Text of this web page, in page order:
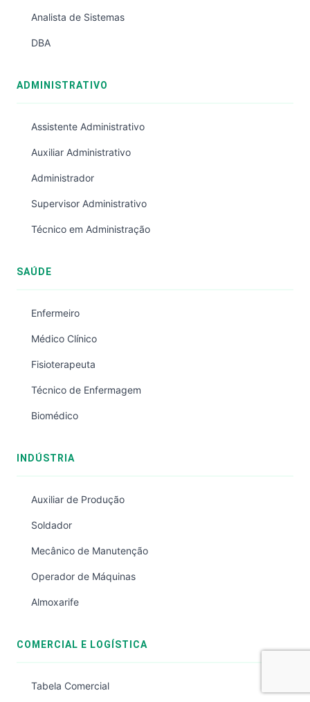
Analista de Sistemas
DBA
ADMINISTRATIVO
Assistente Administrativo
Auxiliar Administrativo
Administrador
Supervisor Administrativo
Técnico em Administração
SAÚDE
Enfermeiro
Médico Clínico
Fisioterapeuta
Técnico de Enfermagem
Biomédico
INDÚSTRIA
Auxiliar de Produção
Soldador
Mecânico de Manutenção
Operador de Máquinas
Almoxarife
COMERCIAL E LOGÍSTICA
Tabela Comercial